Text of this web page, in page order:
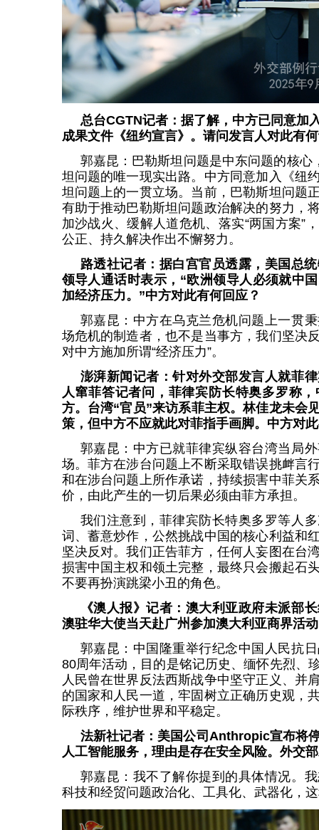
总台CGTN记者：据了解，中方已同意加
成果文件《纽约宣言》。请问发言人对此有
郭嘉昆：巴勒斯坦问题是中东问题的核心
坦问题的唯一现实出路。中方同意加入《纽
坦问题上的一贯立场。当前，巴勒斯坦问题
有助于推动巴勒斯坦问题政治解决的努力，
加沙战火、缓解人道危机、落实“两国方案”
公正、持久解决作出不懈努力。
路透社记者：据白宫官员透露，美国总
领导人通话时表示，“欧洲领导人必须就中
加经济压力。”中方对此有何回应？
郭嘉昆：中方在乌克兰危机问题上一贯
场危机的制造者，也不是当事方，我们坚决
对中方施加所谓“经济压力”。
澎湃新闻记者：针对外交部发言人就菲
人窜菲答记者问，菲律宾防长特奥多罗称
方。台湾“官员”来访系菲主权。林佳龙未会
策，但中方不应就此对菲指手画脚。中方对
郭嘉昆：中方已就菲律宾纵容台湾当局
场。菲方在涉台问题上不断采取错误挑衅言
和在涉台问题上所作承诺，持续损害中菲关
价，由此产生的一切后果必须由菲方承担。
我们注意到，菲律宾防长特奥多罗等人
词、蓄意炒作，公然挑战中国的核心利益和
坚决反对。我们正告菲方，任何人妄图在台
损害中国主权和领土完整，最终只会搬起石
不要再扮演跳梁小丑的角色。
《澳人报》记者：澳大利亚政府未派部
澳驻华大使当天赴广州参加澳大利亚商界活
郭嘉昆：中国隆重举行纪念中国人民抗
80周年活动，目的是铭记历史、缅怀先烈、
人民曾在世界反法西斯战争中坚守正义、并
的国家和人民一道，牢固树立正确历史观，
际秩序，维护世界和平稳定。
法新社记者：美国公司Anthropic宣布将
人工智能服务，理由是存在安全风险。外交
郭嘉昆：我不了解你提到的具体情况。
科技和经贸问题政治化、工具化、武器化，